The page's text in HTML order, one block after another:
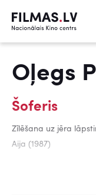
Oļegs
Šoferis
Zīlēšana uz jēra
Aija (1987)